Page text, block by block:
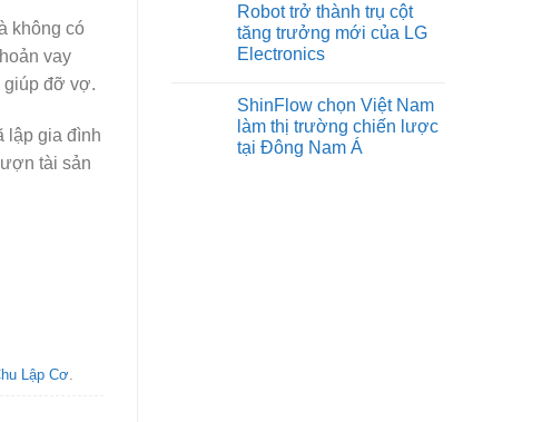
không có
vay
giúp đỡ vợ.
lập gia đình
tài sản
Lập Cơ
Robot trở thành trụ cột
tăng trưởng mới của LG
Electronics
ShinFlow chọn Việt Nam
làm thị trường chiến lược
tại Đông Nam Á